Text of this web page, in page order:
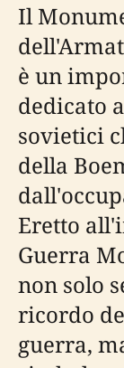
Il
è un
dedicato
sovietici
della
Eretto
Guerra
non solo
ricordo
guerra,